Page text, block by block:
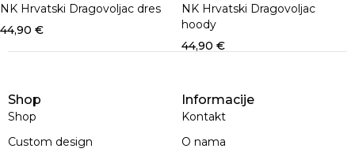
NK Hrvatski Dragovoljac dres
44,90 €
NK Hrvatski Dragovoljac
hoody
44,90 €
Shop
Shop
Custom design
Informacije
Kontakt
O nama